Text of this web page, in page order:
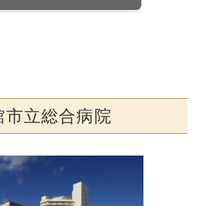
市立総合病院